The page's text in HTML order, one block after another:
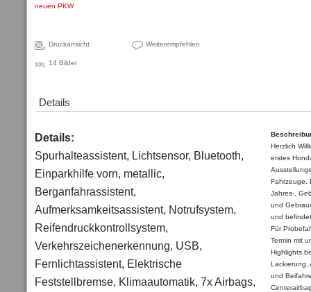
neuen PKW
Druckansicht Weiterempfehlen
14 Bilder
Details
Details:
Spurhalteassistent, Lichtsensor, Bluetooth,
Einparkhilfe vorn, metallic,
Berganfahrassistent,
Aufmerksamkeitsassistent, Notrufsystem,
Reifendruckkontrollsystem,
Verkehrszeichenerkennung, USB,
Fernlichtassistent, Elektrische
Feststellbremse, Klimaautomatik, 7x Airbags,
Herzlich
erstes
Fahrzeuge.
Jahres-,
und
und
Für
Termin mit
Highlights
Lackierung,
und